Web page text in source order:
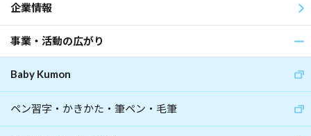
企業情報
事業・活動の広がり
Baby Kumon
ペン習字・かきかた・筆ペン・毛筆